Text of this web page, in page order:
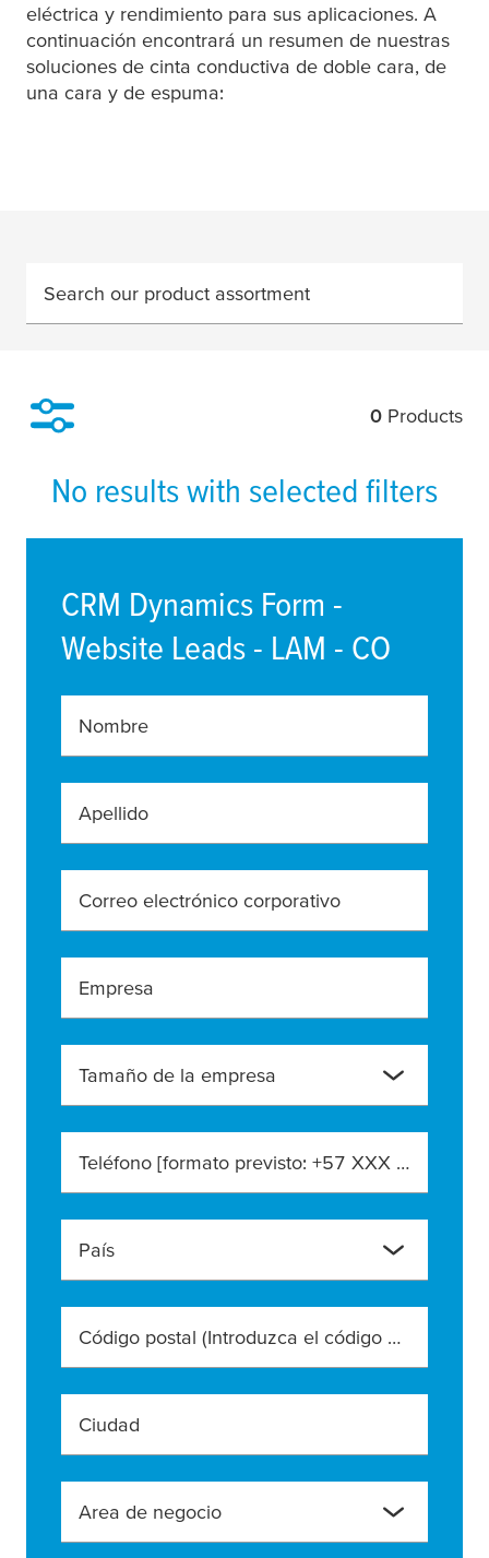
eléctrica y rendimiento para sus aplicaciones. A
continuación encontrará un resumen de nuestras
soluciones de cinta conductiva de doble cara, de
una cara y de espuma:
Search our product assortment
0 Products
No results with selected filters
CRM Dynamics Form -
Website Leads - LAM - CO
Nombre
Apellido
Correo electrónico corporativo
Empresa
Tamaño de la empresa
Teléfono [formato previsto: +57 XXX XXX XXXX]
País
Código postal (Introduzca el código postal exacto)
Ciudad
Area de negocio